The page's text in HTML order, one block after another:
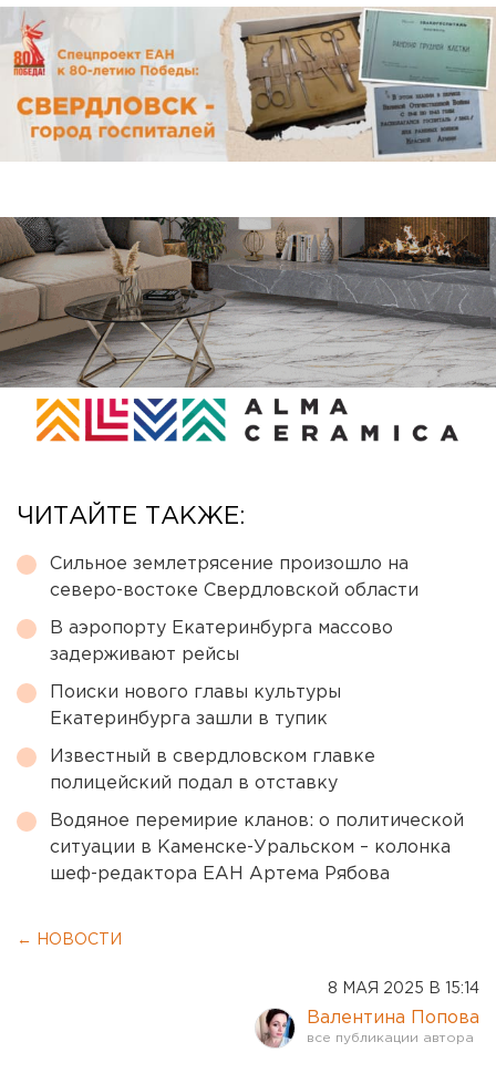
ЧИТАЙТЕ ТАКЖЕ:
Сильное землетрясение произошло на
северо-востоке Свердловской области
В аэропорту Екатеринбурга массово
задерживают рейсы
Поиски нового главы культуры
Екатеринбурга зашли в тупик
Известный в свердловском главке
полицейский подал в отставку
Водяное перемирие кланов: о политической
ситуации в Каменске-Уральском – колонка
шеф-редактора ЕАН Артема Рябова
← НОВОСТИ
8 МАЯ 2025 В 15:14
Валентина Попова